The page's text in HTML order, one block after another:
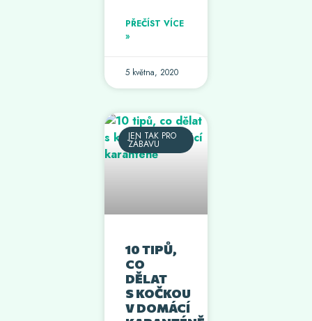
PŘEČÍST VÍCE
»
5 května, 2020
JEN TAK PRO
ZÁBAVU
10 TIPŮ,
CO
DĚLAT
S KOČKOU
V DOMÁCÍ